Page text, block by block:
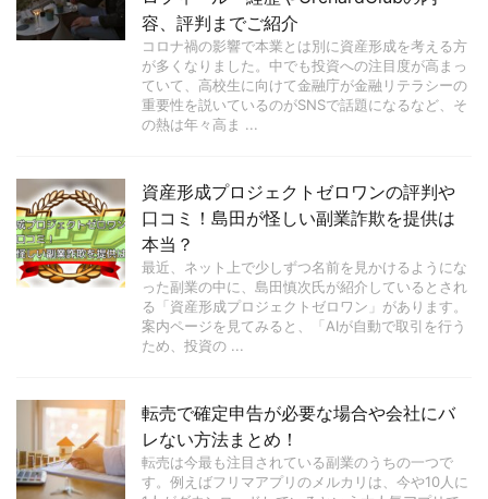
容、評判までご紹介
コロナ禍の影響で本業とは別に資産形成を考える方
が多くなりました。中でも投資への注目度が高まっ
ていて、高校生に向けて金融庁が金融リテラシーの
重要性を説いているのがSNSで話題になるなど、そ
の熱は年々高ま ...
資産形成プロジェクトゼロワンの評判や
口コミ！島田が怪しい副業詐欺を提供は
本当？
最近、ネット上で少しずつ名前を見かけるようにな
った副業の中に、島田慎次氏が紹介しているとされ
る「資産形成プロジェクトゼロワン」があります。
案内ページを見てみると、「AIが自動で取引を行う
ため、投資の ...
転売で確定申告が必要な場合や会社にバ
レない方法まとめ！
転売は今最も注目されている副業のうちの一つで
す。例えばフリマアプリのメルカリは、今や10人に